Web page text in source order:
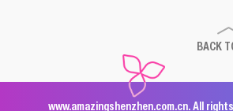
BACK
www.amazingshenzhen.com.cn. All